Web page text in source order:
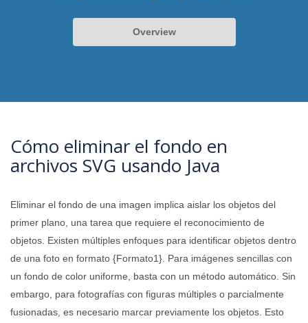
Overview
Cómo eliminar el fondo en
archivos SVG usando Java
Eliminar el fondo de una imagen implica aislar los objetos del
primer plano, una tarea que requiere el reconocimiento de
objetos. Existen múltiples enfoques para identificar objetos dentro
de una foto en formato {Formato1}. Para imágenes sencillas con
un fondo de color uniforme, basta con un método automático. Sin
embargo, para fotografías con figuras múltiples o parcialmente
fusionadas, es necesario marcar previamente los objetos. Esto